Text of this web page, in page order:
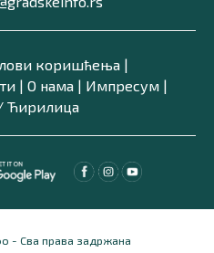
коришћења|
| О нама| Импресум|
Ћирилица
- Сва права задржана